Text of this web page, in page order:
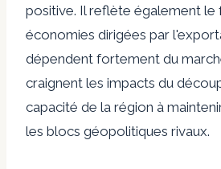
positive. Il reflète également le
économies dirigées par
dépendent fortement du
craignent les impacts du
capacité de la région à
les blocs géopolitiques rivaux.